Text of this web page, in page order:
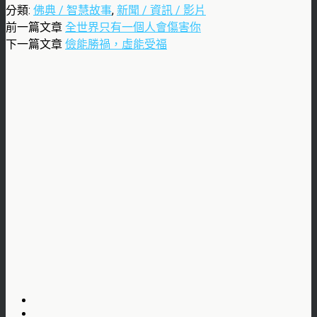
分類: 佛典 / 智慧故事, 新聞 / 資訊 / 影片
前一篇文章 全世界只有一個人會傷害你
下一篇文章 儉能勝禍，虛能受福